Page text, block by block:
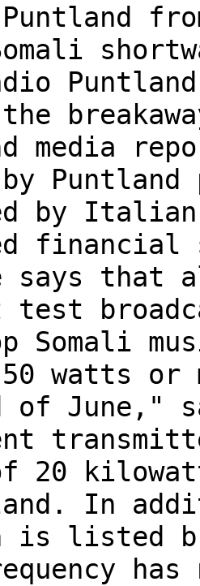
media
by
by Italian
financial
says that
test
Somali
watts or
of June,"
20
In
is listed
has